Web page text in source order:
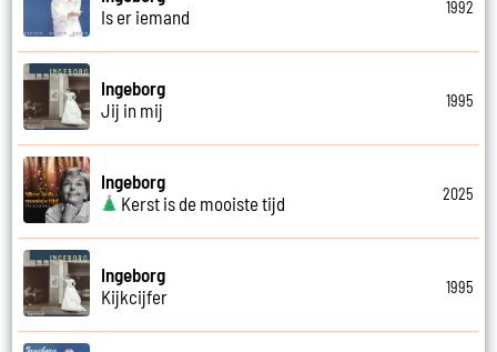
Is er iemand
1992
Ingeborg
Jij in mij
1995
Ingeborg
Kerst is de mooiste tijd
2025
Ingeborg
Kijkcijfer
1995